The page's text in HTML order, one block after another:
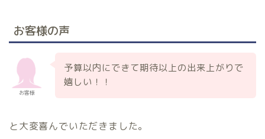
お客様の声
お客様
予算以内にできて期待以上の出来上がりで
嬉しい！！
と大変喜んでいただきました。